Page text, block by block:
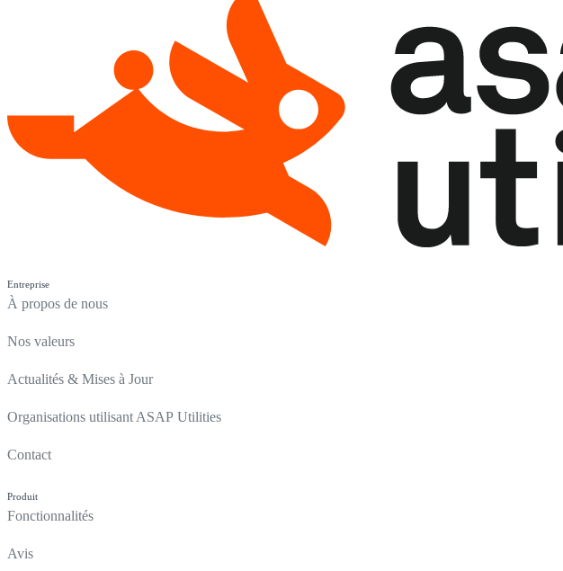
Entreprise
À propos de nous
Nos valeurs
Actualités & Mises à Jour
Organisations utilisant ASAP Utilities
Contact
Produit
Fonctionnalités
Avis